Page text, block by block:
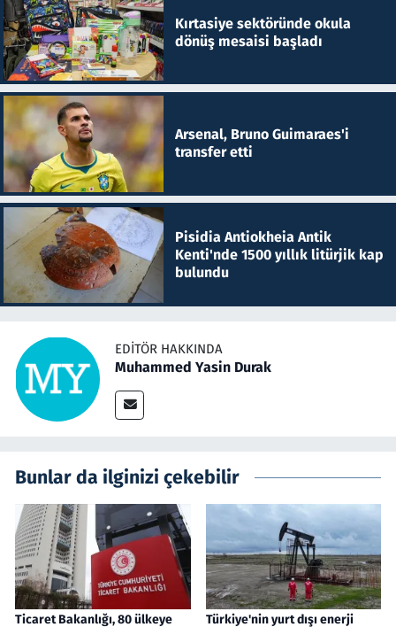
Kırtasiye sektöründe okula
dönüş mesaisi başladı
Arsenal, Bruno Guimaraes'i
transfer etti
Pisidia Antiokheia Antik
Kenti'nde 1500 yıllık litürjik kap
bulundu
EDITÖR HAKKINDA
Muhammed Yasin Durak
Bunlar da ilginizi çekebilir
Ticaret Bakanlığı, 80 ülkeye
Türkiye'nin yurt dışı enerji